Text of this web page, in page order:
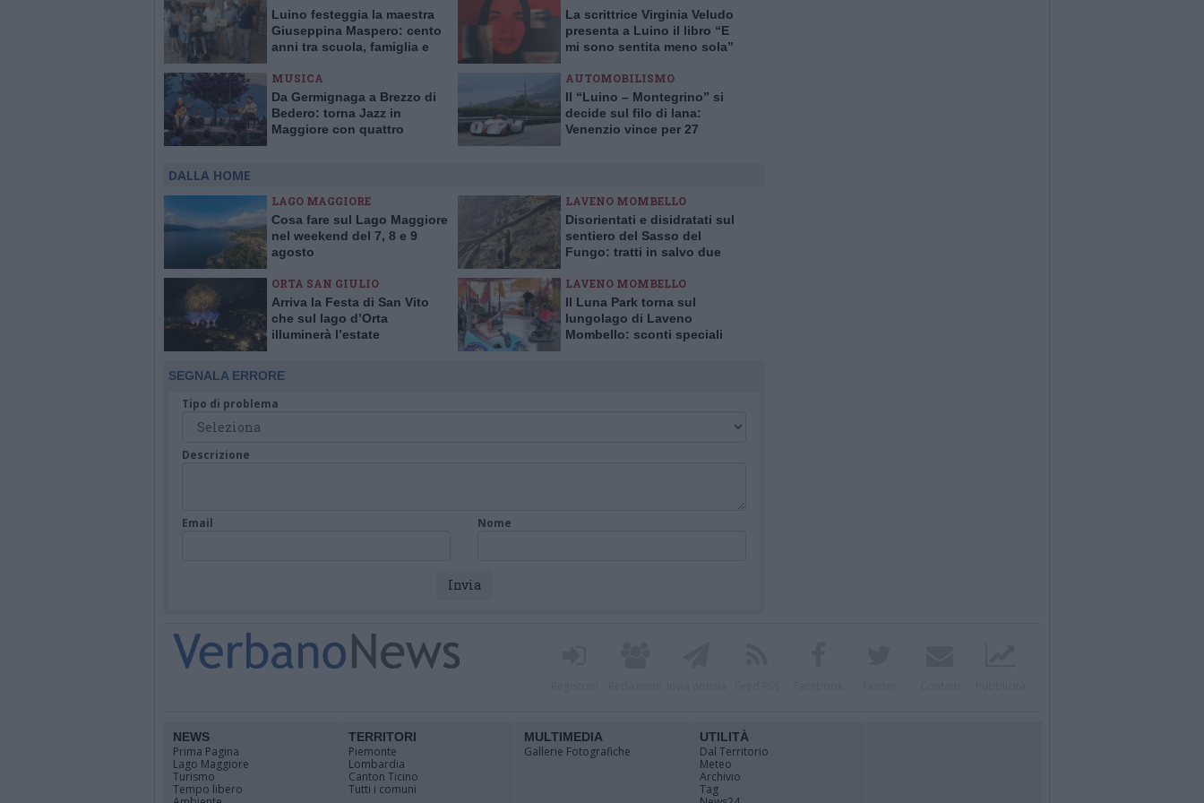
Luino festeggia la maestra
Giuseppina Maspero: cento
anni tra scuola, famiglia e
La scrittrice Virginia Veludo
presenta a Luino il libro “E
mi sono sentita meno sola”
MUSICA
Da Germignaga a Brezzo di
Bedero: torna Jazz in
Maggiore con quattro
AUTOMOBILISMO
Il “Luino – Montegrino” si
decide sul filo di lana:
Venenzio vince per 27
DALLA HOME
LAGO MAGGIORE
Cosa fare sul Lago Maggiore
nel weekend del 7, 8 e 9
agosto
LAVENO MOMBELLO
Disorientati e disidratati sul
sentiero del Sasso del
Fungo: tratti in salvo due
ORTA SAN GIULIO
Arriva la Festa di San Vito
che sul lago d’Orta
illuminerà l’estate
LAVENO MOMBELLO
Il Luna Park torna sul
lungolago di Laveno
Mombello: sconti speciali
SEGNALA ERRORE
Tipo di problema
Descrizione
Email Nome
NEWS
Prima Pagina
Lago Maggiore
Turismo
Tempo libero
TERRITORI
Piemonte
Lombardia
Canton Ticino
Tutti i comuni
MULTIMEDIA
Gallerie Fotografiche
UTILITÀ
Dal Territorio
Meteo
Archivio
Tag